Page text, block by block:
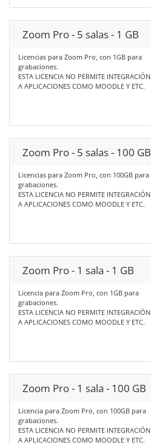
Zoom Pro - 5 salas - 1 GB
Licencias para Zoom Pro, con 1GB para
grabaciones.
ESTA LICENCIA NO PERMITE INTEGRACIÓN
A APLICACIONES COMO MOODLE Y ETC.
Zoom Pro - 5 salas - 100 GB
Licencias para Zoom Pro, con 100GB para
grabaciones.
ESTA LICENCIA NO PERMITE INTEGRACIÓN
A APLICACIONES COMO MOODLE Y ETC.
Zoom Pro - 1 sala - 1 GB
Licencia para Zoom Pro, con 1GB para
grabaciones.
ESTA LICENCIA NO PERMITE INTEGRACIÓN
A APLICACIONES COMO MOODLE Y ETC.
Zoom Pro - 1 sala - 100 GB
Licencia para Zoom Pro, con 100GB para
grabaciones.
ESTA LICENCIA NO PERMITE INTEGRACIÓN
A APLICACIONES COMO MOODLE Y ETC.